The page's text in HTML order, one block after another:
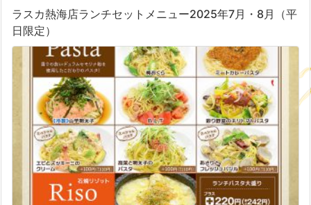
ラスカ熱海店ランチセットメニュー2025年7月・8月（平
日限定）